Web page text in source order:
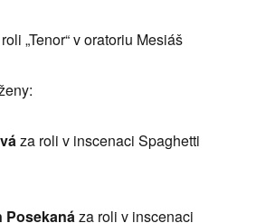
„Tenor“ v oratoriu Mesiáš
za roli v inscenaci Spaghetti
Posekanáza roli v inscenaci